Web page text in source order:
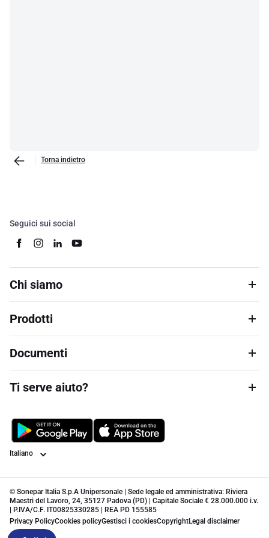
Torna indietro
Seguici sui social
Chi siamo
Prodotti
Documenti
Ti serve aiuto?
Lingua
© Sonepar Italia S.p.A Unipersonale | Sede legale ed amministrativa: Riviera
Maestri del Lavoro, 24, 35127 Padova (PD) | Capitale Sociale € 28.000.000 i.v.
| P.IVA/C.F. IT00825330285 | REA PD 155585
Privacy PolicyCookies policyGestisci i cookiesCopyrightLegal disclaimer